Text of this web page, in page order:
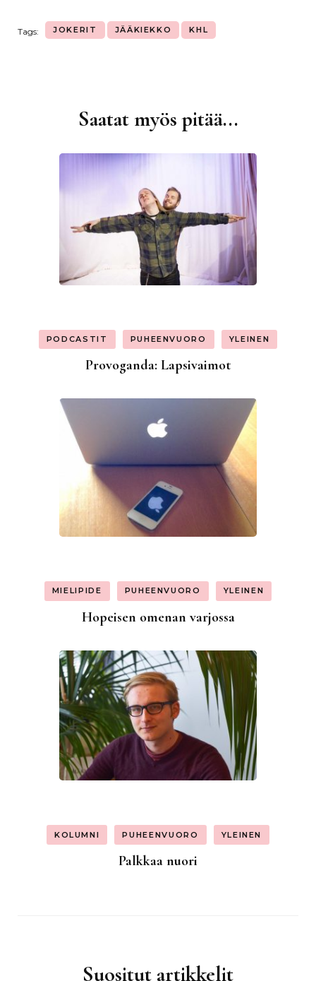
Tags: JOKERIT JÄÄKIEKKO KHL
Saatat myös pitää...
PODCASTIT PUHEENVUORO YLEINEN
Provoganda: Lapsivaimot
MIELIPIDE PUHEENVUORO YLEINEN
Hopeisen omenan varjossa
KOLUMNI PUHEENVUORO YLEINEN
Palkkaa nuori
Suositut artikkelit